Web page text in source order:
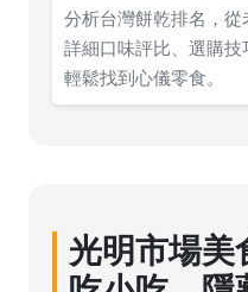
分析台灣餅乾排名，
詳細口味評比、選購
輕鬆找到心儀零食。
光明市場美